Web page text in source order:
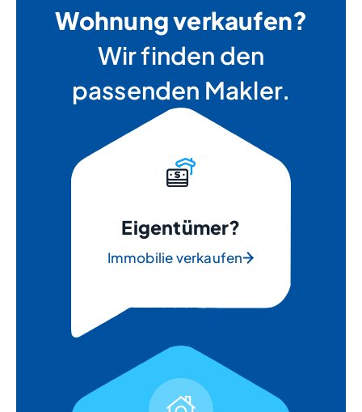
Wohnung verkaufen?
Wir finden den
passenden Makler.
Eigentümer?
Immobilie verkaufen